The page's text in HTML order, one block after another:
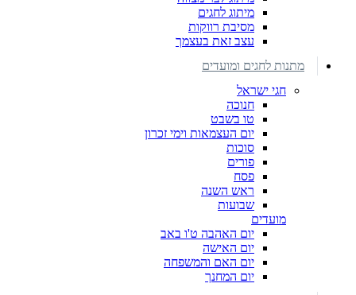
מיתוג לחגים
מסיבת רווקות
עצב זאת בעצמך
מתנות לחגים ומועדים
חגי ישראל
חנוכה
טו בשבט
יום העצמאות וימי זכרון
סוכות
פורים
פסח
ראש השנה
שבועות
מועדים
יום האהבה ט'ו באב
יום האישה
יום האם והמשפחה
יום המחנך